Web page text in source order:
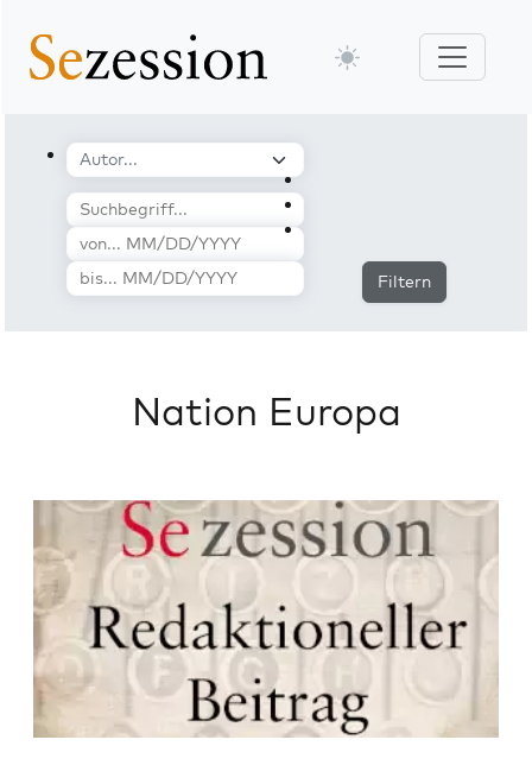
Filtern
Nation Europa